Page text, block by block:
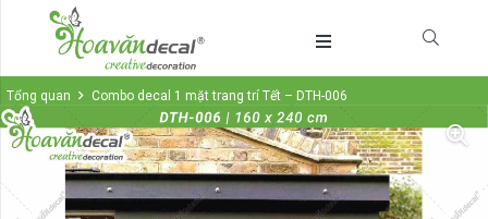
Tổng quan Combo decal 1 mặt trang trí Tết – DTH-006